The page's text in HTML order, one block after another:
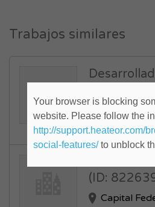
Trabajos similares
FULL TIME
Publicado hace
(ID:
Capital
Your browser is blocking
website. Please follow the
http://support.heateor.com/
social-features/to unblock